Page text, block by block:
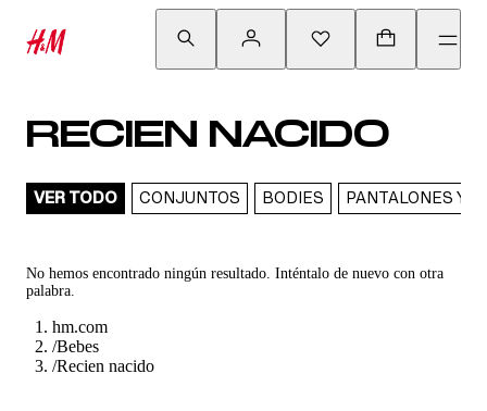
RECIEN NACIDO
VER TODO CONJUNTOS BODIES PANTALONES Y
No hemos encontrado ningún resultado. Inténtalo de nuevo con otra
palabra.
hm.com
/Bebes
/Recien nacido